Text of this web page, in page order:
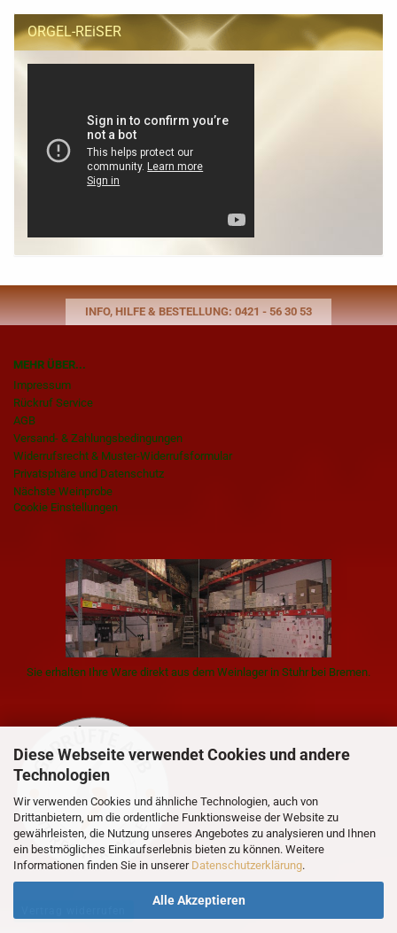
Diese Webseite verwendet Cookies und andere
Technologien
Wir verwenden Cookies und ähnliche Technologien, auch von
Drittanbietern, um die ordentliche Funktionsweise der Website zu
gewährleisten, die Nutzung unseres Angebotes zu analysieren und Ihnen
ein bestmögliches Einkaufserlebnis bieten zu können. Weitere
Informationen finden Sie in unserer Datenschutzerklärung.
Alle Akzeptieren
ORGEL-REiSER
INFO, HILFE & BESTELLUNG: 0421 - 56 30 53
MEHR ÜBER...
Impressum
Rückruf Service
AGB
Versand- & Zahlungsbedingungen
Widerrufsrecht & Muster-Widerrufsformular
Privatsphäre und Datenschutz
Nächste Weinprobe
Cookie Einstellungen
Sie erhalten Ihre Ware direkt aus dem Weinlager in Stuhr bei Bremen.